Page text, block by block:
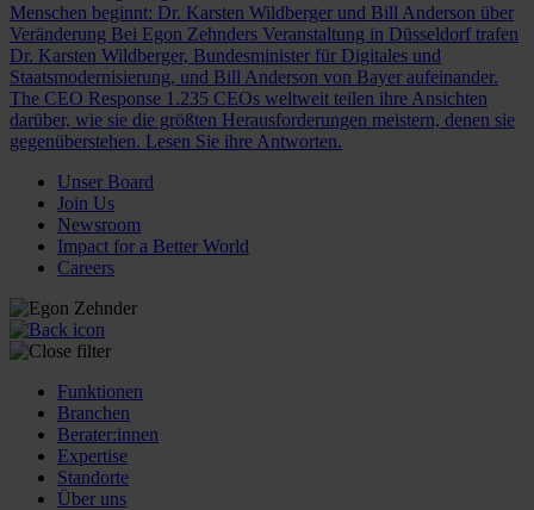
Menschen beginnt: Dr. Karsten Wildberger und Bill Anderson über
Veränderung Bei Egon Zehnders Veranstaltung in Düsseldorf trafen
Dr. Karsten Wildberger, Bundesminister für Digitales und
Staatsmodernisierung, und Bill Anderson von Bayer aufeinander.
The CEO Response 1.235 CEOs weltweit teilen ihre Ansichten
darüber, wie sie die größten Herausforderungen meistern, denen sie
gegenüberstehen. Lesen Sie ihre Antworten.
Unser Board
Join Us
Newsroom
Impact for a Better World
Careers
Funktionen
Branchen
Berater:innen
Expertise
Standorte
Über uns